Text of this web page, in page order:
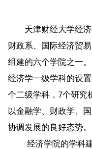
天津财经大学经济
财政系、国际经济贸
组建的六个学院之一
经济学一级学科的设
个二级学科，7个研究
以金融学、财政学、
协调发展的良好态势。
经济学院的学科建